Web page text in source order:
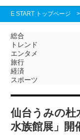
E START トップページ >
総合
トレンド
エンタメ
旅行
経済
スポーツ
仙台うみの杜
水族館展」開